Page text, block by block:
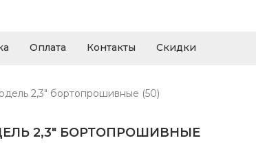
Оплата Контакты Скидки
2,3" бортопрошивные (50)
2,3" БОРТОПРОШИВНЫЕ